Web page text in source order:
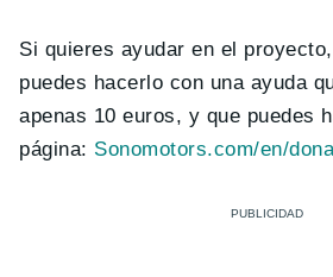
Si quieres ayudar en el
puedes hacerlo con una ayuda
apenas 10 euros, y que puedes
página: Sonomotors.com/en/